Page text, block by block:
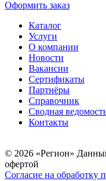
Оформить заказ
Каталог
Услуги
О компании
Новости
Вакансии
Сертификаты
Партнёры
Справочник
Сводная
Контакты
© 2026 «Регион»
офертой
Согласие на обработку